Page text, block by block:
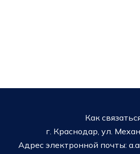
Как
г. Краснодар, ул.
Адрес электронной почты: